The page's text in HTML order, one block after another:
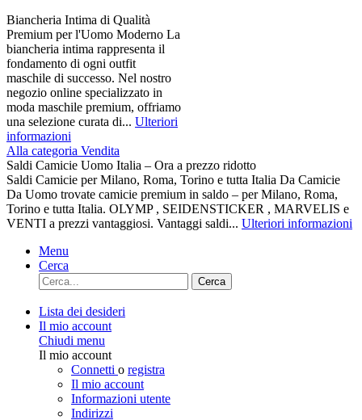
Biancheria Intima di Qualità
Premium per l'Uomo Moderno La
biancheria intima rappresenta il
fondamento di ogni outfit
maschile di successo. Nel nostro
negozio online specializzato in
moda maschile premium, offriamo
una selezione curata di... Ulteriori
informazioni
Alla categoria Vendita
Saldi Camicie Uomo Italia – Ora a prezzo ridotto
Saldi Camicie per Milano, Roma, Torino e tutta Italia Da Camicie
Da Uomo trovate camicie premium in saldo – per Milano, Roma,
Torino e tutta Italia. OLYMP , SEIDENSTICKER , MARVELIS e
VENTI a prezzi vantaggiosi. Vantaggi saldi... Ulteriori informazioni
Menu
Cerca
Cerca
Lista dei desideri
Il mio account
Chiudi menu
Il mio account
Connetti o registra
Il mio account
Informazioni utente
Indirizzi